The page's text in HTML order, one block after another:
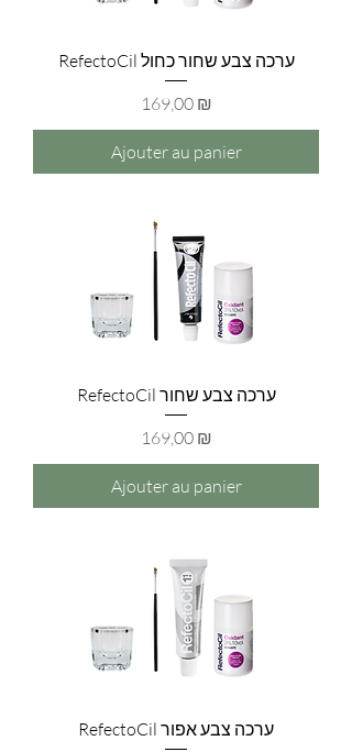
RefectoCil ערכה צבע שחור כחול
Prix
169,00 ₪
Ajouter au panier
RefectoCil ערכה צבע שחור
Prix
169,00 ₪
Ajouter au panier
RefectoCil ערכה צבע אפור